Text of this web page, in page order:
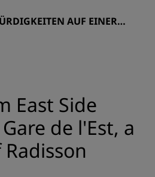
AUF EINER K
East Side
de l'Est, a